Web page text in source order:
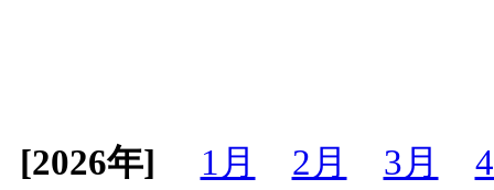
[2026年] 1月 2月 3月